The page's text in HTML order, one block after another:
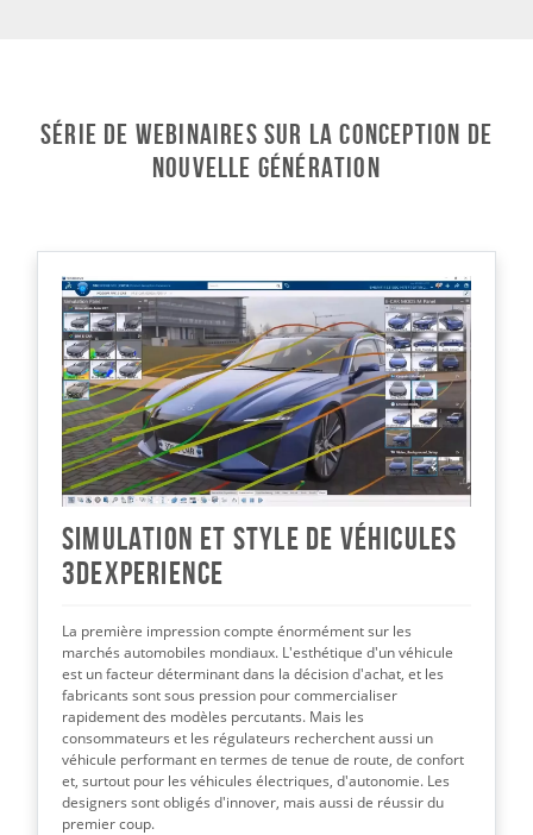
Série de webinaires sur la conception de
nouvelle génération
Simulation et style de véhicules
3DEXPERIENCE
La première impression compte énormément sur les
marchés automobiles mondiaux. L'esthétique d'un véhicule
est un facteur déterminant dans la décision d'achat, et les
fabricants sont sous pression pour commercialiser
rapidement des modèles percutants. Mais les
consommateurs et les régulateurs recherchent aussi un
véhicule performant en termes de tenue de route, de confort
et, surtout pour les véhicules électriques, d'autonomie. Les
designers sont obligés d'innover, mais aussi de réussir du
premier coup.